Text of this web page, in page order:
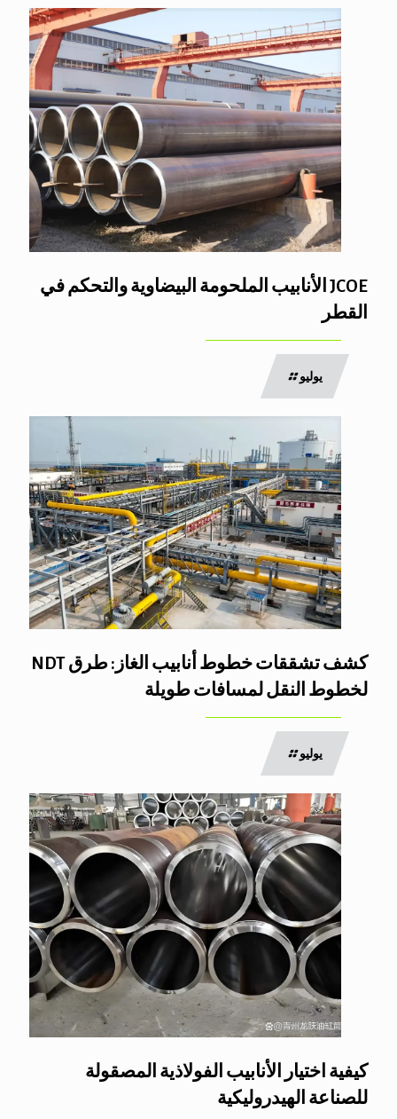
JCOE الأنابيب الملحومة البيضاوية والتحكم في
القطر
يوليو
كشف تشققات خطوط أنابيب الغاز: طرق NDT
لخطوط النقل لمسافات طويلة
يوليو
كيفية اختيار الأنابيب الفولاذية المصقولة
للصناعة الهيدروليكية